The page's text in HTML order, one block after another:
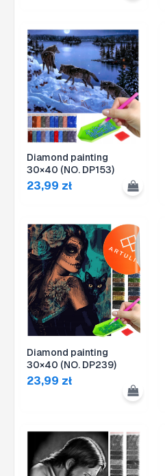
Diamond painting
30×40 (NO. DP153)
23,99 zł
Diamond painting
30×40 (NO. DP239)
23,99 zł